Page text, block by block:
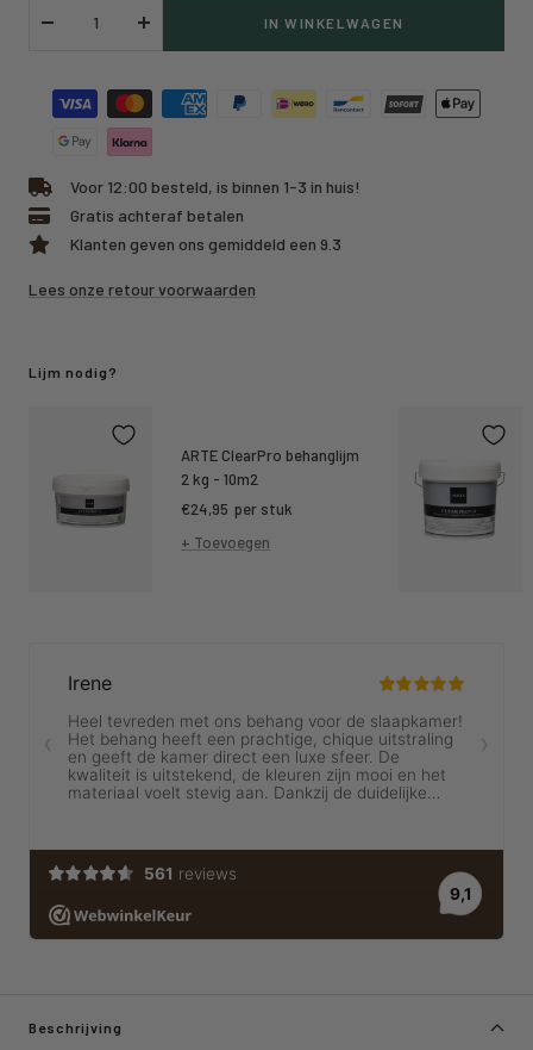
Verlaag
Verhoog
IN WINKELWAGEN
Voor 12:00 besteld, is binnen 1-3 in huis!
Gratis achteraf betalen
Klanten geven ons gemiddeld een 9.3
Lees onze retour voorwaarden
Beschrijving
Lijm nodig?
ARTE ClearPro behanglijm
2 kg - 10m2
Kortings
prijs
€24,95 per stuk
+ Toevoegen